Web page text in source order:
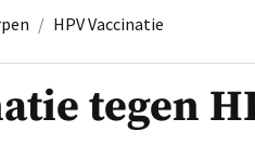
/ HPV Vaccinatie
tegen